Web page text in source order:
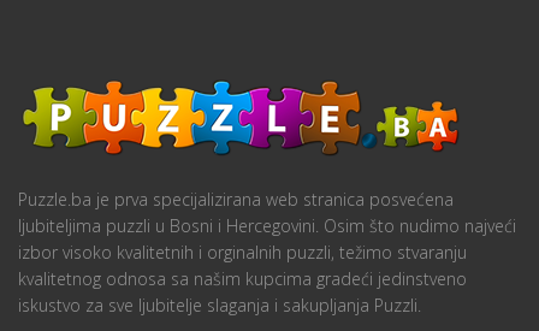
Puzzle.ba je prva specijalizirana web stranica posvećena
ljubiteljima puzzli u Bosni i Hercegovini. Osim što nudimo najveći
izbor visoko kvalitetnih i orginalnih puzzli, težimo stvaranju
kvalitetnog odnosa sa našim kupcima gradeći jedinstveno
iskustvo za sve ljubitelje slaganja i sakupljanja Puzzli.